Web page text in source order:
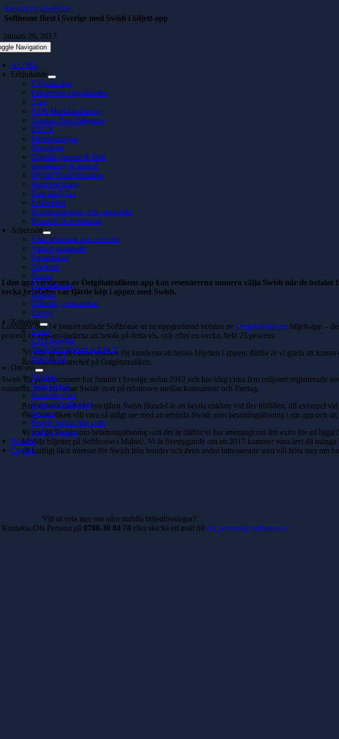
Fortsätt till innehållet
Navigation
AI / ML
Erbjudande
Erbjudanden
Paketerade erbjudanden
Case
AI & Maskininlärning
Teknisk Due Diligence
UI/UX
Molnlösningar
Nearshore
Digitala tjänster & Web
Investering & kapital
Digital Transformation
Apputveckling
Data analytics
Embedded
Kommunikation och varumärke
Business Acceleration
Arbetssätt
Våra arbetssätt och metoder
Våra leveranssätt
Partnerskap
Telekom
Finans
Produktbolag
Industri
Offentlig verksamhet
Energi
Kunskap
Event
CTO Insights
Nedladdningsbart och In 5
Allt om AI
Om oss
Nyheter
Våra kontor
Konsultquizet
Livet på Softhouse
Om oss
People behind the code
Lediga tjänster
Kontakt
English
Softhouse först i Sverige med Swish i biljett-app
januari 26, 2017
I den nya versionen av Östgötatrafikens app kan resenärerna numera välja Swish när de
vecka betalades var fjärde köp i appen med Swish.
Lördagen den 14 januari rullade Softhouse ut en uppgraderad version av Östgötatrafikens biljett-app –
procent av app-användarna att betala på detta vis, och efter en vecka, hela 25 procent.
Vi ville göra det ännu enklare för kunderna att betala biljetten i appen, därför är vi glada att
kommunikationschef på Östgötatrafiken.
Swish för privatpersoner har funnits i Sverige sedan 2012 och har idag cirka fem miljoner registrerade
varandra, men nu satsar Swish stort på relationen mellan konsument och företag.
Ambitionen med vår nya tjänst Swish Handel är att betala enklare vid fler tillfällen, till exempel
Östgötatrafiken vill vara så tidigt ute med att erbjuda Swish som betalningslösning i sin app och
Vi tror på Swish som betalningslösning och det är därför vi har ansträngt oss lite extra för att
Mobila biljetter på Softhouse i Malmö. Vi är övertygande om att 2017 kommer vara året då
ett kraftigt ökat intresse för Swish från kunder och även andra intresserade som vill höra mer om
Vill ni veta mer om våra mobila biljettlösningar?
Kontakta Ola Persson på 0708-30 84 74 eller skicka ett mail till ola.persson@softhouse.se